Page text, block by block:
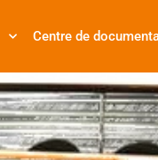
Centre de